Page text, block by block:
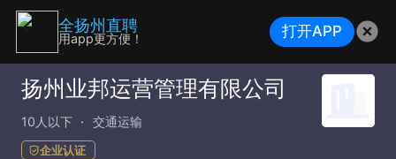
扬州业邦运营管理有限公司
10人以下 交通运输
企业认证
全扬州直聘
用app更方便！ 打开APP